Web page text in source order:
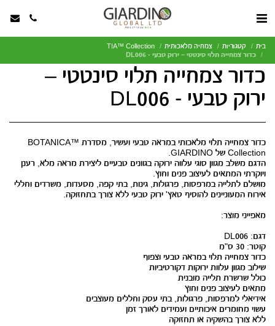
בית קטגוריות צמחיה מלאכותית
TIA™ Collection
כדור צמחייה תלוי סינטטי – ירוק טבעי - DL006
כדור צמחייה תלוי סינטטי –
ירוק טבעי - DL006
כדור צמחייה תלוי מלאכותי במראה טבעי ועשיר, מסדרת BOTANICA™
הדגם משלב מגוון סוגי עלווה ירוקה בגוונים טבעיים ליצירת מראה מלא, רענן
מושלם לתלייה במרפסות, פרגולות, גינות, בתי קפה, מסעדות, משרדים וחללי
ללא צורך בהשקיה או תחזוקה